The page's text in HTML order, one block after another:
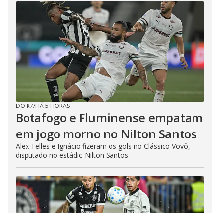
DO R7/HÁ 5 HORAS
Botafogo e Fluminense empatam
em jogo morno no Nilton Santos
Alex Telles e Ignácio fizeram os gols no Clássico Vovô,
disputado no estádio Nilton Santos